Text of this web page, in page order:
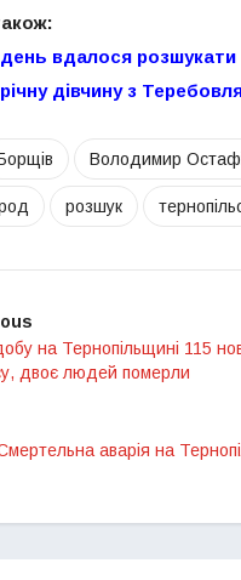
вдалося розшукати
дівчину з
Володимир
розшук
на Тернопільщині 115
двоє людей померли
аварія на